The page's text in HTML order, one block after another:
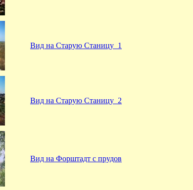
Вид на Старую Станицу_1
Вид на Старую Станицу_2
Вид на Форштадт с прудов